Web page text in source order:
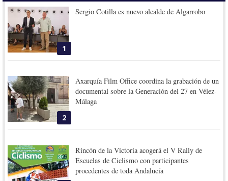
1
Sergio Cotilla es nuevo alcalde de Algarrobo
2
Axarquía Film Office coordina la grabación de un
documental sobre la Generación del 27 en Vélez-
Málaga
Rincón de la Victoria acogerá el V Rally de
Escuelas de Ciclismo con participantes
procedentes de toda Andalucía